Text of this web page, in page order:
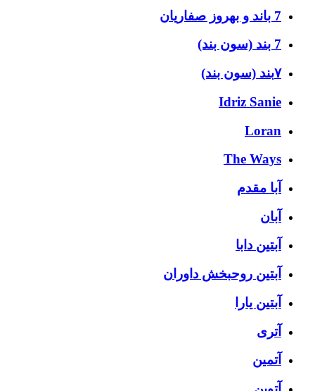
7 باند و بهروز صفاریان
7 بند (سون بند)
۷بند (سون بند)
Idriz Sanie
Loran
The Ways
آبا مقدم
آبان
آبتین دابا
آبتین روحبخش داوران
آبتین یارا
آتری
آتمین